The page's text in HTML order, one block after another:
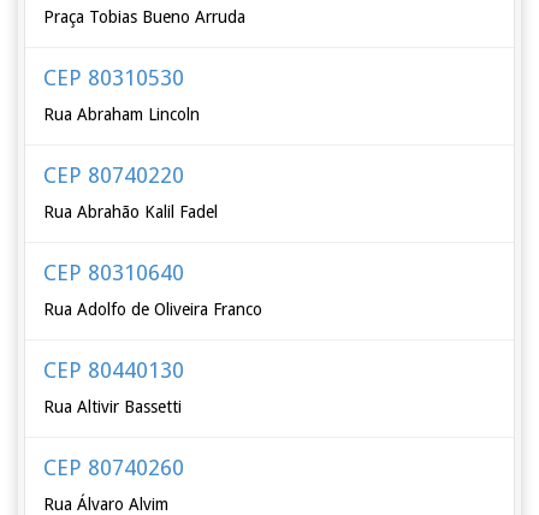
Praça Tobias Bueno Arruda
CEP 80310530
Rua Abraham Lincoln
CEP 80740220
Rua Abrahão Kalil Fadel
CEP 80310640
Rua Adolfo de Oliveira Franco
CEP 80440130
Rua Altivir Bassetti
CEP 80740260
Rua Álvaro Alvim